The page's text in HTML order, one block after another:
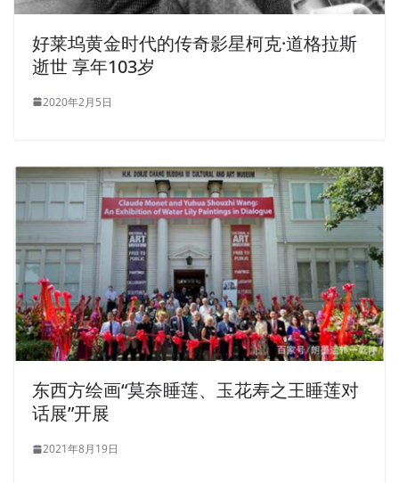
好莱坞黄金时代的传奇影星柯克·道格拉斯
逝世 享年103岁
2020年2月5日
东西方绘画“莫奈睡莲、玉花寿之王睡莲对
话展”开展
2021年8月19日